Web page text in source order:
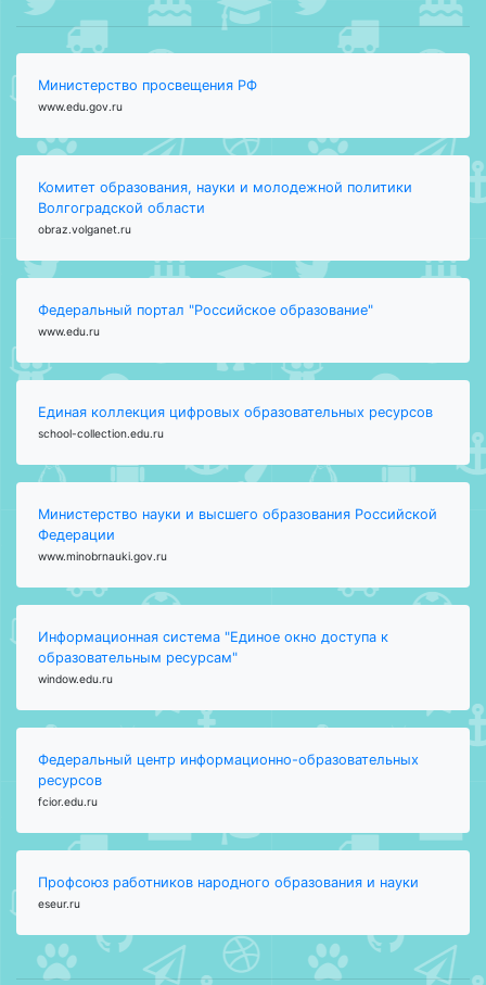
Министерство просвещения РФ
www.edu.gov.ru
Комитет образования, науки и молодежной политики
Волгоградской области
obraz.volganet.ru
Федеральный портал "Российское образование"
www.edu.ru
Единая коллекция цифровых образовательных ресурсов
school-collection.edu.ru
Министерство науки и высшего образования Российской
Федерации
www.minobrnauki.gov.ru
Информационная система "Единое окно доступа к
образовательным ресурсам"
window.edu.ru
Федеральный центр информационно-образовательных
ресурсов
fcior.edu.ru
Профсоюз работников народного образования и науки
eseur.ru